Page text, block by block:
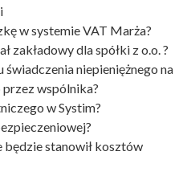
w systemie VAT Marża?
zakładowy dla spółki z o.o. ?
świadczenia niepieniężnego na
przez wspólnika?
w Systim?
będzie stanowił kosztów